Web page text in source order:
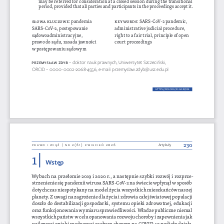
HTTPS://DOI.ORG/10.36128/934
934
period, provided that all parties and participants in the proceedings accept it.
Słowa kluczowe: pandemia
SARS-CoV-2, postępowanie
sądowoadministracyjne,
prawo do sądu, zasada jawności
w postępowaniu sądowym
keywordS: SARS-CoV-2 pandemic,
administrative judicial procedure,
right to a fair trial, principle of open
court proceedings
pRzemYsŁaW zDYB
– doktor nauk prawnych, Uniwersytet Szczeciński,
ORCID – 0000-0002-2068-4556, e-mail: przemyslaw.zdyb@usz.edu.pl
Artykuły
prawo i więź | nr 2(61) kwiecień 2026 230
1 | Wstęp
Wybuch na przełomie 2019 i 2020 r., a następnie szybki rozwój i rozprze
strzenienie się pandemii wirusa SARS-CoV-2 na świecie wpłynął w sposób
dotychczas niespotykany na model życia wszystkich mieszkańców naszej
planety. Z uwagi na zagrożenie dla życia i zdrowia całej światowej populacji
doszło do destabilizacji gospodarki, systemu opieki zdrowotnej, edukacji
oraz funkcjonowania wymiaru sprawiedliwości. Władze publiczne niemal
wszystkich państw w celu opanowania rozwoju choroby i zapewnienia jak
najlepszej opieki medycznej osobom chorym na COVID-19 podjęły działa